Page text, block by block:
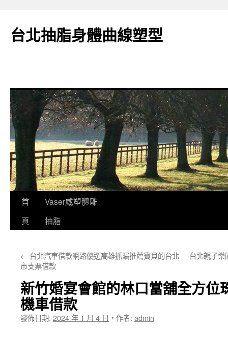
台北抽脂身體曲線塑型
跳
要
容
首
頁
Vaser威塑體雕
抽脂
← 台北汽車借款網路優選高雄抓漏推薦寶貝的台北
市支票借款
台北親子樂
新竹婚宴會館的林口當舖全方位
機車借款
發佈日期: 2024 年 1 月 4 日 ， 作者: admin